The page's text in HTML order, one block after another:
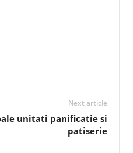
Next article
unitati panificatie si
patiserie